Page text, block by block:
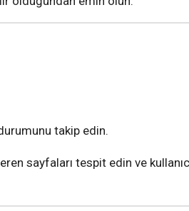
takip edin.
sayfaları tespit edin ve